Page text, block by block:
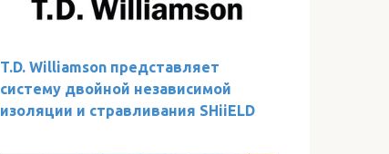
T.D. Williamson представляет
систему двойной независимой
изоляции и стравливания SHiiELD